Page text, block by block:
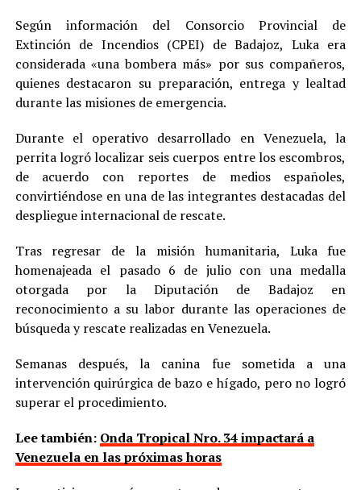
Según información del Consorcio Provincial de
Extinción de Incendios (CPEI) de Badajoz, Luka era
considerada «una bombera más» por sus compañeros,
quienes destacaron su preparación, entrega y lealtad
durante las misiones de emergencia.
Durante el operativo desarrollado en Venezuela, la
perrita logró localizar seis cuerpos entre los escombros,
de acuerdo con reportes de medios españoles,
convirtiéndose en una de las integrantes destacadas del
despliegue internacional de rescate.
Tras regresar de la misión humanitaria, Luka fue
homenajeada el pasado 6 de julio con una medalla
otorgada por la Diputación de Badajoz en
reconocimiento a su labor durante las operaciones de
búsqueda y rescate realizadas en Venezuela.
Semanas después, la canina fue sometida a una
intervención quirúrgica de bazo e hígado, pero no logró
superar el procedimiento.
Lee también: Onda Tropical Nro. 34 impactará a
Venezuela en las próximas horas